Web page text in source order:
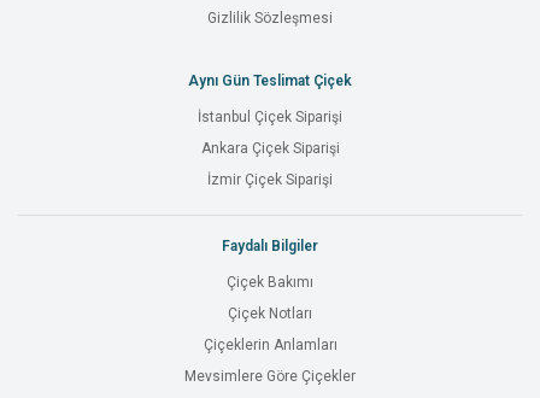
Gizlilik Sözleşmesi
Aynı Gün Teslimat Çiçek
İstanbul Çiçek Siparişi
Ankara Çiçek Siparişi
İzmir Çiçek Siparişi
Faydalı Bilgiler
Çiçek Bakımı
Çiçek Notları
Çiçeklerin Anlamları
Mevsimlere Göre Çiçekler